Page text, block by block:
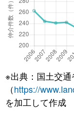
※出典：国土交
（https://
を加工して作成